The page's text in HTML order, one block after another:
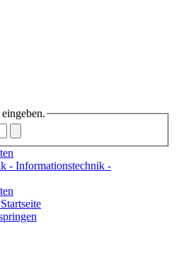
- Informationstechnik -